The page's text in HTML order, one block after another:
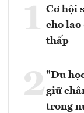
1 Cơ hội
cho
thấp
2"Du
giữ
trong